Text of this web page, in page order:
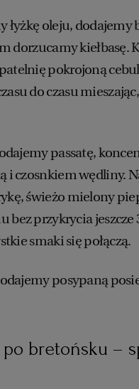
łyżkę oleju, dodajemy
dorzucamy kiełbasę.
pokrojoną
do czasu
passatę,
i czosnkiem wędliny.
świeżo mielony
bez przykrycia jeszcze
smaki się połączą.
posypaną
bretońsku –